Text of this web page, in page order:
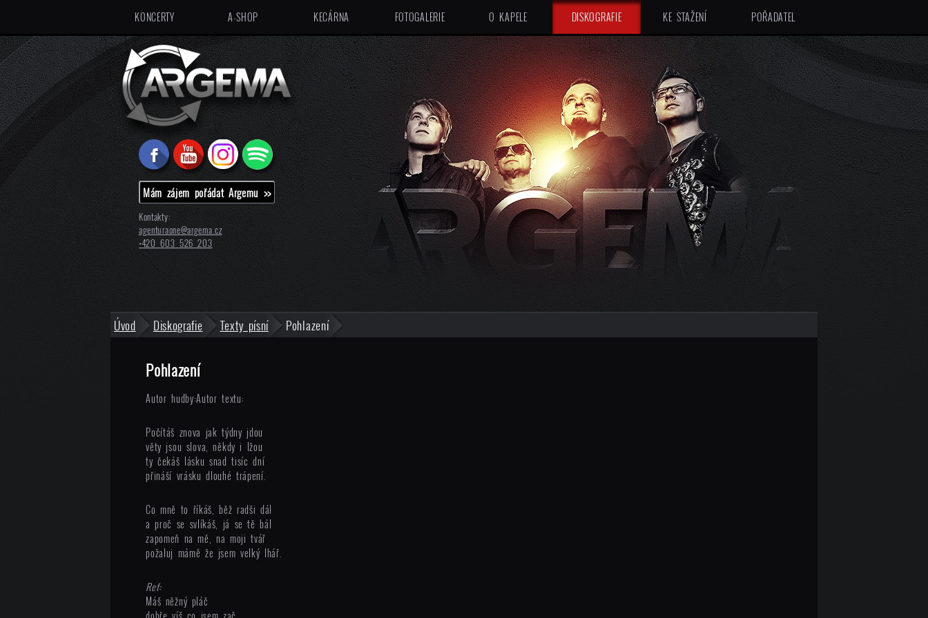
KONCERTY A-SHOP KECÁRNA FOTOGALERIE O KAPELE DISKOGRAFIE KE STAŽENÍ POŘADATEL
Mám zájem pořádat Argemu >>
Kontakty:
agenturaone@argema.cz
+420 603 526 203
Úvod Diskografie Texty písní Pohlazení
Pohlazení
Autor hudby:Autor textu:
Počítáš znova jak týdny jdou
věty jsou slova, někdy i lžou
ty čekáš lásku snad tisíc dní
přináší vrásku dlouhé trápení.
Co mně to říkáš, běž radši dál
a proč se svlíkáš, já se tě bál
zapomeň na mě, na moji tvář
požaluj mámě že jsem velký lhář.
Ref:
Máš něžný pláč